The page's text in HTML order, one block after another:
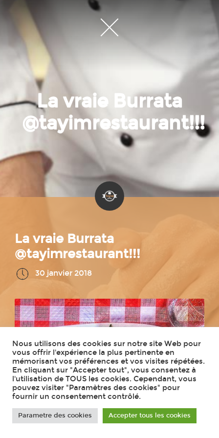
La vraie Burrata
@tayimrestaurant!!!
La vraie Burrata
@tayimrestaurant!!!
30 janvier 2018
Nous utilisons des cookies sur notre site Web pour
vous offrir l'expérience la plus pertinente en
mémorisant vos préférences et vos visites répétées.
En cliquant sur "Accepter tout", vous consentez à
l'utilisation de TOUS les cookies. Cependant, vous
pouvez visiter "Paramètres des cookies" pour
fournir un consentement contrôlé.
Parametre des cookies Accepter tous les cookies